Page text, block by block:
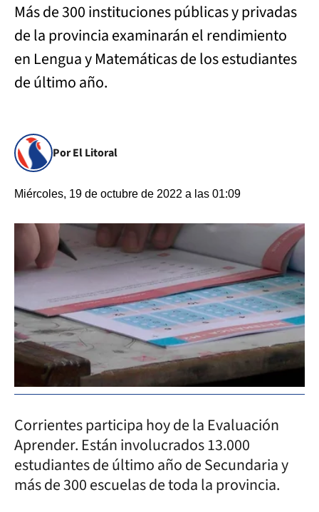
Más de 300 instituciones públicas y privadas
de la provincia examinarán el rendimiento
en Lengua y Matemáticas de los estudiantes
de último año.
Por El Litoral
Miércoles, 19 de octubre de 2022 a las 01:09
Corrientes participa hoy de la Evaluación
Aprender. Están involucrados 13.000
estudiantes de último año de Secundaria y
más de 300 escuelas de toda la provincia.